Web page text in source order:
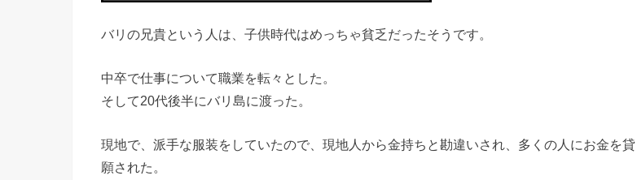
バリの兄貴という人は、子供時代はめっちゃ貧乏だったそうです。
中卒で仕事について職業を転々とした。
そして20代後半にバリ島に渡った。
現地で、派手な服装をしていたので、現地人から金持ちと勘違いされ、多くの人にお金を
願された。